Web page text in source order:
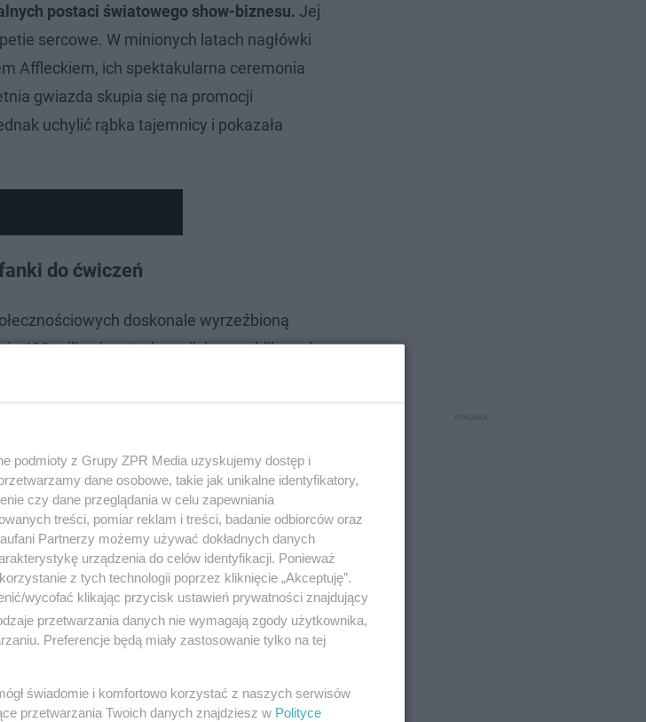
postaci światowego show-biznesu. Jej
sercowe. W minionych latach nagłówki
Affleckiem, ich spektakularna ceremonia
gwiazda skupia się na promocji
uchylić rąbka tajemnicy i pokazała
do ćwiczeń
doskonale wyrzeźbioną
400 milionów użytkowników, opublikowała
podmioty z Grupy ZPR Media uzyskujemy dostęp i
dane osobowe, takie jak unikalne identyfikatory,
czy dane przeglądania w celu zapewniania
treści, pomiar reklam i treści, badanie odbiorców oraz
Partnerzy możemy używać dokładnych danych
urządzenia do celów identyfikacji. Ponieważ
z tych technologii poprzez kliknięcie „Akceptuję”.
wycofać klikając przycisk ustawień prywatności znajdujący
przetwarzania danych nie wymagają zgody użytkownika,
Preferencje będą miały zastosowanie tylko na tej
świadomie i komfortowo korzystać z naszych serwisów
przetwarzania Twoich danych znajdziesz w Polityce